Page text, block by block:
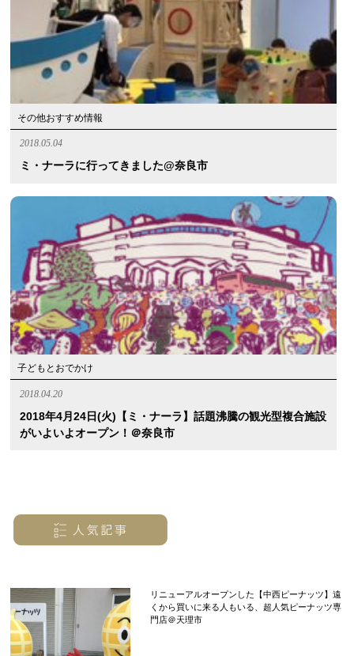
その他おすすめ情報
2018.05.04
ミ・ナーラに行ってきました@奈良市
子どもとおでかけ
2018.04.20
2018年4月24日(火)【ミ・ナーラ】話題沸騰の観光型複合施設
がいよいよオープン！＠奈良市
リニューアルオープンした【中西ピーナッツ】遠
くから買いに来る人もいる、超人気ピーナッツ専
門店＠天理市